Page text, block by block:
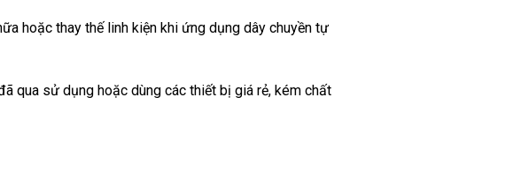
hoặc thay thế linh kiện khi ứng dụng dây chuyền tự
qua sử dụng hoặc dùng các thiết bị giá rẻ, kém chất